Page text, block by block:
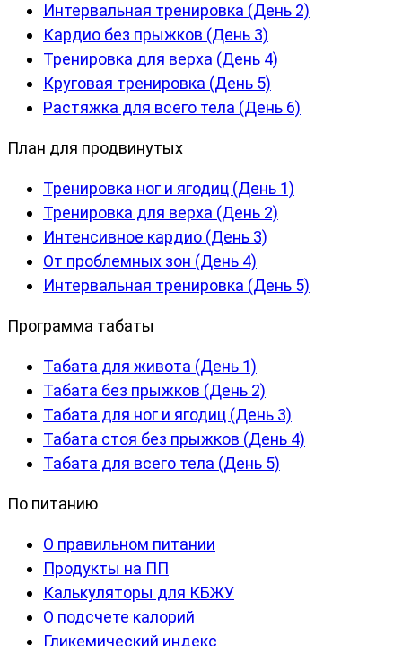
Интервальная тренировка (День 2)
Кардио без прыжков (День 3)
Тренировка для верха (День 4)
Круговая тренировка (День 5)
Растяжка для всего тела (День 6)
План для продвинутых
Тренировка ног и ягодиц (День 1)
Тренировка для верха (День 2)
Интенсивное кардио (День 3)
От проблемных зон (День 4)
Интервальная тренировка (День 5)
Программа табаты
Табата для живота (День 1)
Табата без прыжков (День 2)
Табата для ног и ягодиц (День 3)
Табата стоя без прыжков (День 4)
Табата для всего тела (День 5)
По питанию
О правильном питании
Продукты на ПП
Калькуляторы для КБЖУ
О подсчете калорий
Гликемический индекс